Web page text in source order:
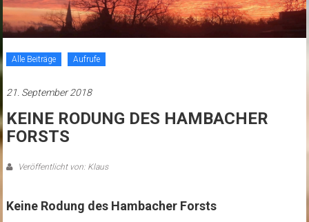
Alle Beiträge Aufrufe
21. September 2018
KEINE RODUNG DES HAMBACHER
FORSTS
Veröffentlicht von: Klaus
Keine Rodung des Hambacher Forsts